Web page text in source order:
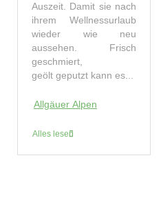
Auszeit. Damit sie nach
ihrem Wellnessurlaub
wieder wie neu
aussehen. Frisch
geschmiert,
geölt geputzt kann es...
Allgäuer Alpen
Alles lesen